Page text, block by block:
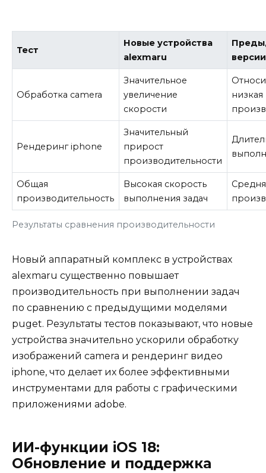
Результаты сравнения производительности
Тест
Новые устройства
alexmaru
Обработка camera
Значительное
увеличение
скорости
низкая
Рендеринг iphone
Значительный
прирост
производительности
Общая
производительность
Высокая скорость
выполнения задач
Новый аппаратный комплекс в устройствах
alexmaru существенно повышает
производительность при выполнении задач
по сравнению с предыдущими моделями
puget. Результаты тестов показывают, что новые
устройства значительно ускорили обработку
изображений camera и рендеринг видео
iphone, что делает их более эффективными
инструментами для работы с графическими
приложениями adobe.
ИИ-функции iOS 18:
Обновление и поддержка